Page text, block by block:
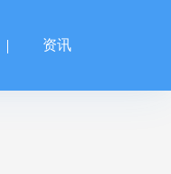
资讯